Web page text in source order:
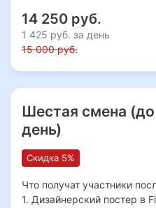
моделирование,
мелкой моторики,
менеджмент.
геймдизайна.
14 250 руб.
1 425 руб. за день
15 000 руб.
Шестая смена
день)
Скидка 5%
Что получат участники
1. Дизайнерский постер в